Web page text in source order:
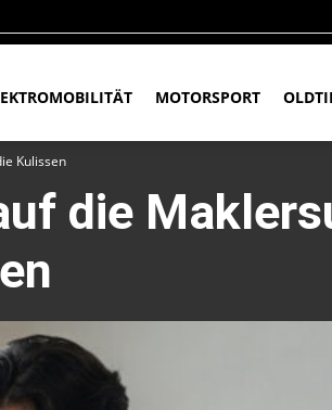
MOTORSPORT
Kulissen
die